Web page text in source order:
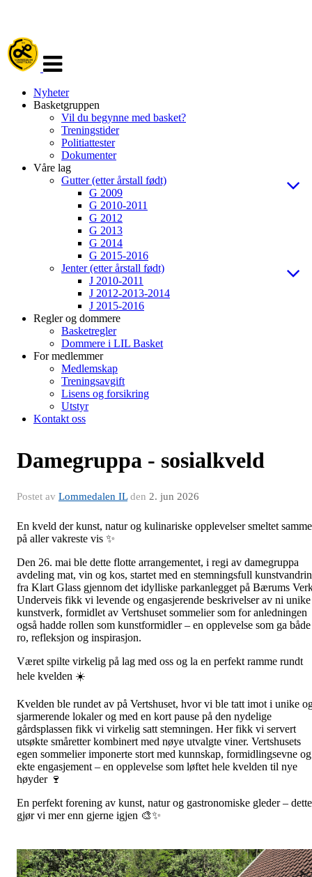
navigasjon
Nyheter
Basketgruppen
Vil du begynne med basket?
Treningstider
Politiattester
Dokumenter
Våre lag
Gutter (etter årstall født)
G 2009
G 2010-2011
G 2012
G 2013
G 2014
G 2015-2016
Jenter (etter årstall født)
J 2010-2011
J 2012-2013-2014
J 2015-2016
Regler og dommere
Basketregler
Dommere i LIL Basket
For medlemmer
Medlemskap
Treningsavgift
Lisens og forsikring
Utstyr
Kontakt oss
Damegruppa - sosialkveld
Postet av Lommedalen ILden 2. jun 2026
En kveld der kunst, natur og kulinariske opplevelser smeltet
på aller vakreste vis ✨
Den 26. mai ble dette flotte arrangementet, i regi av damegruppa
avdeling mat, vin og kos, startet med en stemningsfull
fra Klart Glass gjennom det idylliske parkanlegget på Bærums
Underveis fikk vi levende og engasjerende beskrivelser av ni unike
kunstverk, formidlet av Vertshuset sommelier som for anledningen
også hadde rollen som kunstformidler – en opplevelse som ga både
ro, refleksjon og inspirasjon.
Været spilte virkelig på lag med oss og la en perfekt ramme rundt
hele kvelden ☀️
Kvelden ble rundet av på Vertshuset, hvor vi ble tatt imot i unike
sjarmerende lokaler og med en kort pause på den nydelige
gårdsplassen fikk vi virkelig satt stemningen. Her fikk vi servert
utsøkte småretter kombinert med nøye utvalgte viner. Vertshusets
egen sommelier imponerte stort med kunnskap, formidlingsevne og
ekte engasjement – en opplevelse som løftet hele kvelden til nye
høyder 🍷
En perfekt forening av kunst, natur og gastronomiske gleder – dette
gjør vi mer enn gjerne igjen 🎨✨